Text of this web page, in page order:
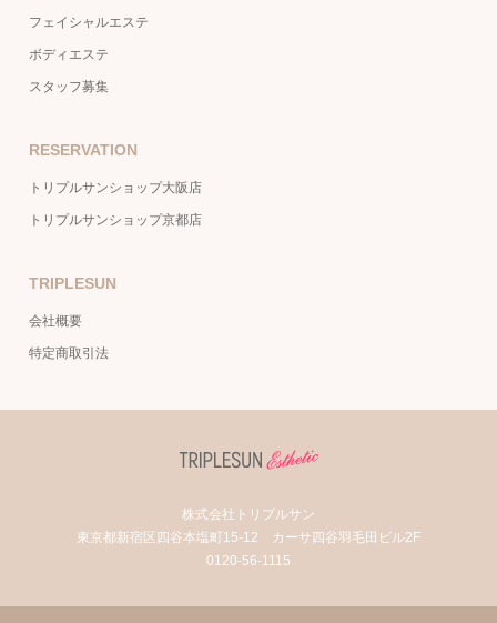
フェイシャルエステ
ボディエステ
スタッフ募集
RESERVATION
トリプルサンショップ大阪店
トリプルサンショップ京都店
TRIPLESUN
会社概要
特定商取引法
株式会社トリプルサン
東京都新宿区四谷本塩町15-12 カーサ四谷羽毛田ビル2F
0120-56-1115